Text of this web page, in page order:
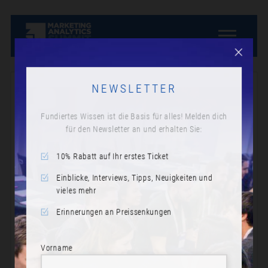
NEWSLETTER
Fundiertes Wissen ist die Basis für alles! Melden dich
für den Newsletter an und erhalten Sie:
10% Rabatt auf Ihr erstes Ticket
Einblicke, Interviews, Tipps, Neuigkeiten und
vieles mehr
Erinnerungen an Preissenkungen
Vorname